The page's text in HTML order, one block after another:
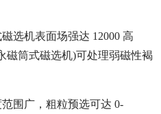
选机表面场强达 12000 高
磁筒式磁选机)可处理弱磁性褐
围广，粗粒预选可达 0-